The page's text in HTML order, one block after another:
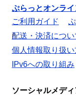
ぷらっとオンライ
ご利用ガイド
配送・決済につい
個人情報取り扱
IPv6への取り組み
ソーシャルメデ